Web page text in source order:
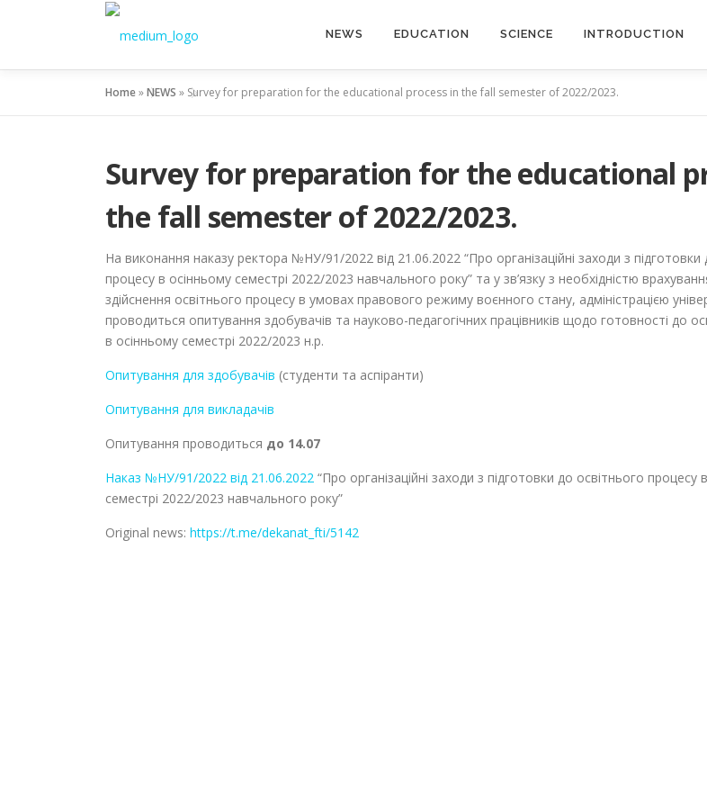
NEWS EDUCATION SCIENCE INTRODUCTION
Home»NEWS » Survey for preparation for the educational process in the fall semester of 2022/2023.
Survey for preparation for the educational
the fall semester of 2022/2023.
На виконання наказу ректора №НУ/91/2022 від 21.06.2022 “Про організаційні заходи з підготовки
процесу в осінньому семестрі 2022/2023 навчального року” та у зв’язку з необхідністю
здійснення освітнього процесу в умовах правового режиму воєнного стану, адміністрацією
проводиться опитування здобувачів та науково-педагогічних працівників щодо готовності до
в осінньому семестрі 2022/2023 н.р.
Опитування для здобувачів (студенти та аспіранти)
Опитування для викладачів
Опитування проводиться до 14.07
Наказ №НУ/91/2022 від 21.06.2022 “Про організаційні заходи з підготовки до освітнього процесу
семестрі 2022/2023 навчального року”
Original news: https://t.me/dekanat_fti/5142